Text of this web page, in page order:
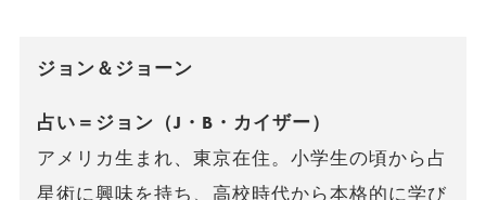
ジョン＆ジョーン
占い＝ジョン（J・B・カイザー）
アメリカ生まれ、東京在住。小学生の頃から占
星術に興味を持ち、高校時代から本格的に学び